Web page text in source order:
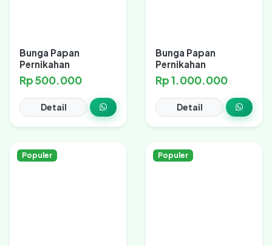
Bunga Papan
Pernikahan
Rp 500.000
Detail
Bunga Papan
Pernikahan
Rp 1.000.000
Detail
Populer Populer